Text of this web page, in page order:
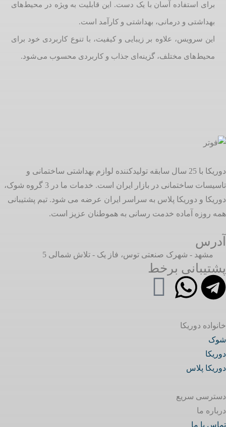
برای استفاده آسان با یک دست. این قابلیت به ویژه در محیط‌های
بهداشتی و درمانی، بهداشتی و کارآمد است.
این سرویس، علاوه بر زیبایی و کیفیت، با تنوع کاربردی خود برای
محیط‌های مختلف، گزینه‌ای جذاب و کاربردی محسوب می‌شود.
دوریکا با 25 سال سابقه تولیدکننده لوازم بهداشتی ساختمانی و
تاسیسات ساختمانی در بازار ایران است. خدمات ما در 3 گروه شوک،
دوریکا و دوریکا پلاس به سراسر ایران عرضه می شود. تیم پشتیبانی
همه روزه آماده خدمت رسانی به هموطنان عزیز است.
آدرس
مشهد - شهرک صنعتی توس، فاز یک - تلاش شمالی 5
پشتیبانی برخط
خانواده دوریکا
شوک
دوریکا
دوریکا پلاس
دسترسی سریع
درباره ما
تماس با ما